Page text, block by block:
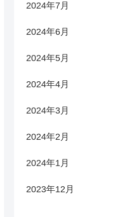
2024年7月
2024年6月
2024年5月
2024年4月
2024年3月
2024年2月
2024年1月
2023年12月